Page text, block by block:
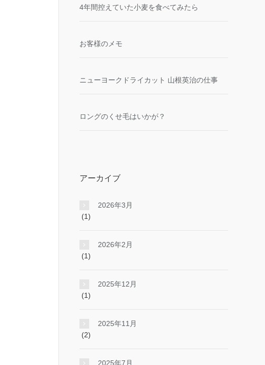
4年間控えていた小麦を食べてみたら
お客様のメモ
ニューヨークドライカット 山根英治の仕事
ロングのくせ毛はいかが？
アーカイブ
2026年3月
(1)
2026年2月
(1)
2025年12月
(1)
2025年11月
(2)
2025年7月